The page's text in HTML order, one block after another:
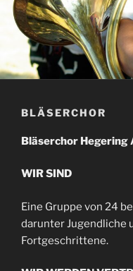
BLÄSERCHOR
Bläserchor
WIR SIND
Eine Gruppe von 24
darunter Jugendliche
Fortgeschrittene.